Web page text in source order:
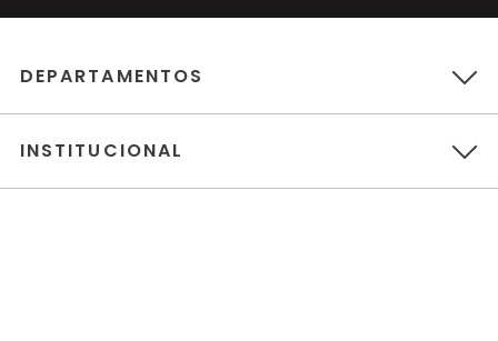
DEPARTAMENTOS
INSTITUCIONAL